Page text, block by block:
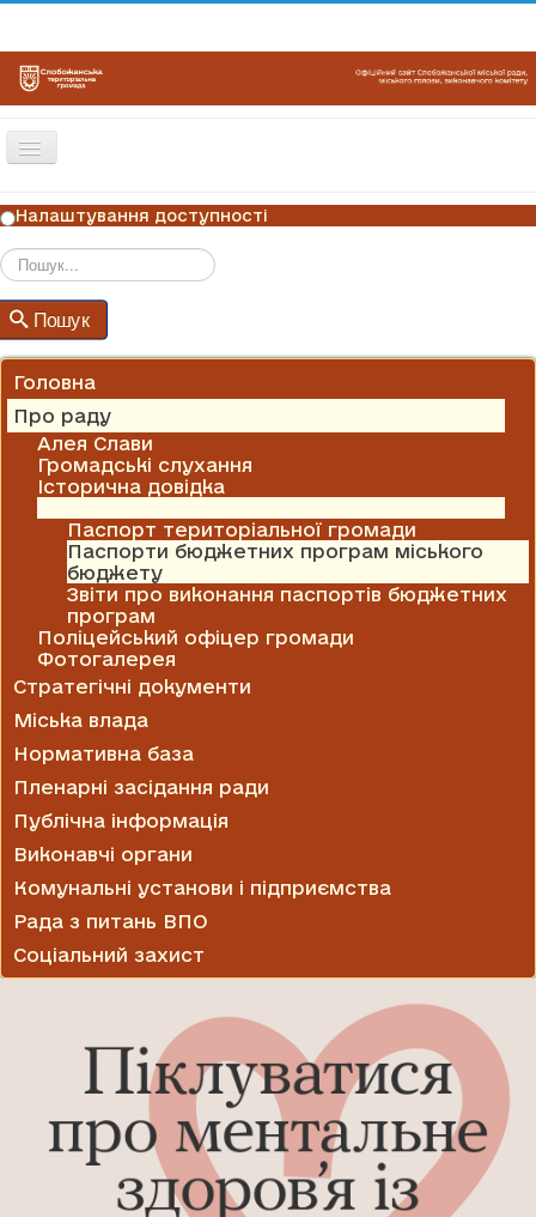
Перемикач
ГОЛОВНА
НОВИНИ
ОГОЛОШЕННЯ
ГРАФІКИ ПРИЙОМУ
Налаштування доступності
Пошук
Головна
Про раду
Алея Слави
Громадські слухання
Історична довідка
Паспорт територіальної громади
Паспорти бюджетних програм міського
бюджету
Звіти про виконання паспортів бюджетних
програм
Поліцейський офіцер громади
Фотогалерея
Стратегічні документи
Міська влада
Нормативна база
Пленарні засідання ради
Публічна інформація
Виконавчі органи
Комунальні установи і підприємства
Рада з питань ВПО
Соціальний захист